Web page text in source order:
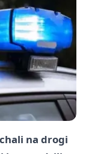
na drogi